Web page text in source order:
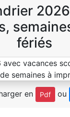
fériés
en Pdf ou